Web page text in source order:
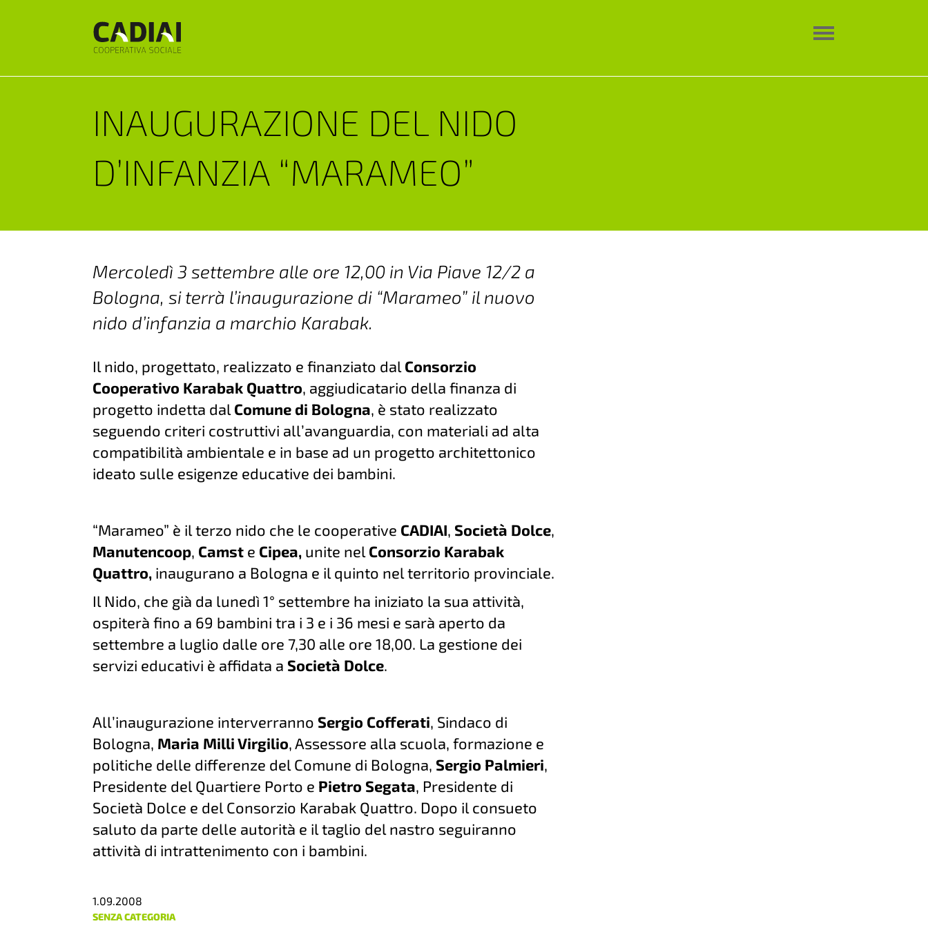
INAUGURAZIONE DEL NIDO
D’INFANZIA “MARAMEO”
Mercoledì 3 settembre alle ore 12,00 in Via Piave 12/2 a
Bologna, si terrà l’inaugurazione di “Marameo” il nuovo
nido d’infanzia a marchio Karabak.
Il nido, progettato, realizzato e finanziato dal Consorzio
Cooperativo Karabak Quattro, aggiudicatario della finanza di
progetto indetta dal Comune di Bologna, è stato realizzato
seguendo criteri costruttivi all’avanguardia, con materiali ad alta
compatibilità ambientale e in base ad un progetto architettonico
ideato sulle esigenze educative dei bambini.
“Marameo” è il terzo nido che le cooperative CADIAI, Società Dolce,
Manutencoop, Camst e Cipea, unite nel Consorzio Karabak
Quattro, inaugurano a Bologna e il quinto nel territorio provinciale.
Il Nido, che già da lunedì 1° settembre ha iniziato la sua attività,
ospiterà fino a 69 bambini tra i 3 e i 36 mesi e sarà aperto da
settembre a luglio dalle ore 7,30 alle ore 18,00. La gestione dei
servizi educativi è affidata a Società Dolce.
All’inaugurazione interverranno Sergio Cofferati, Sindaco di
Bologna, Maria Milli Virgilio, Assessore alla scuola, formazione e
politiche delle differenze del Comune di Bologna, Sergio Palmieri,
Presidente del Quartiere Porto e Pietro Segata, Presidente di
Società Dolce e del Consorzio Karabak Quattro. Dopo il consueto
saluto da parte delle autorità e il taglio del nastro seguiranno
attività di intrattenimento con i bambini.
1.09.2008
SENZA CATEGORIA